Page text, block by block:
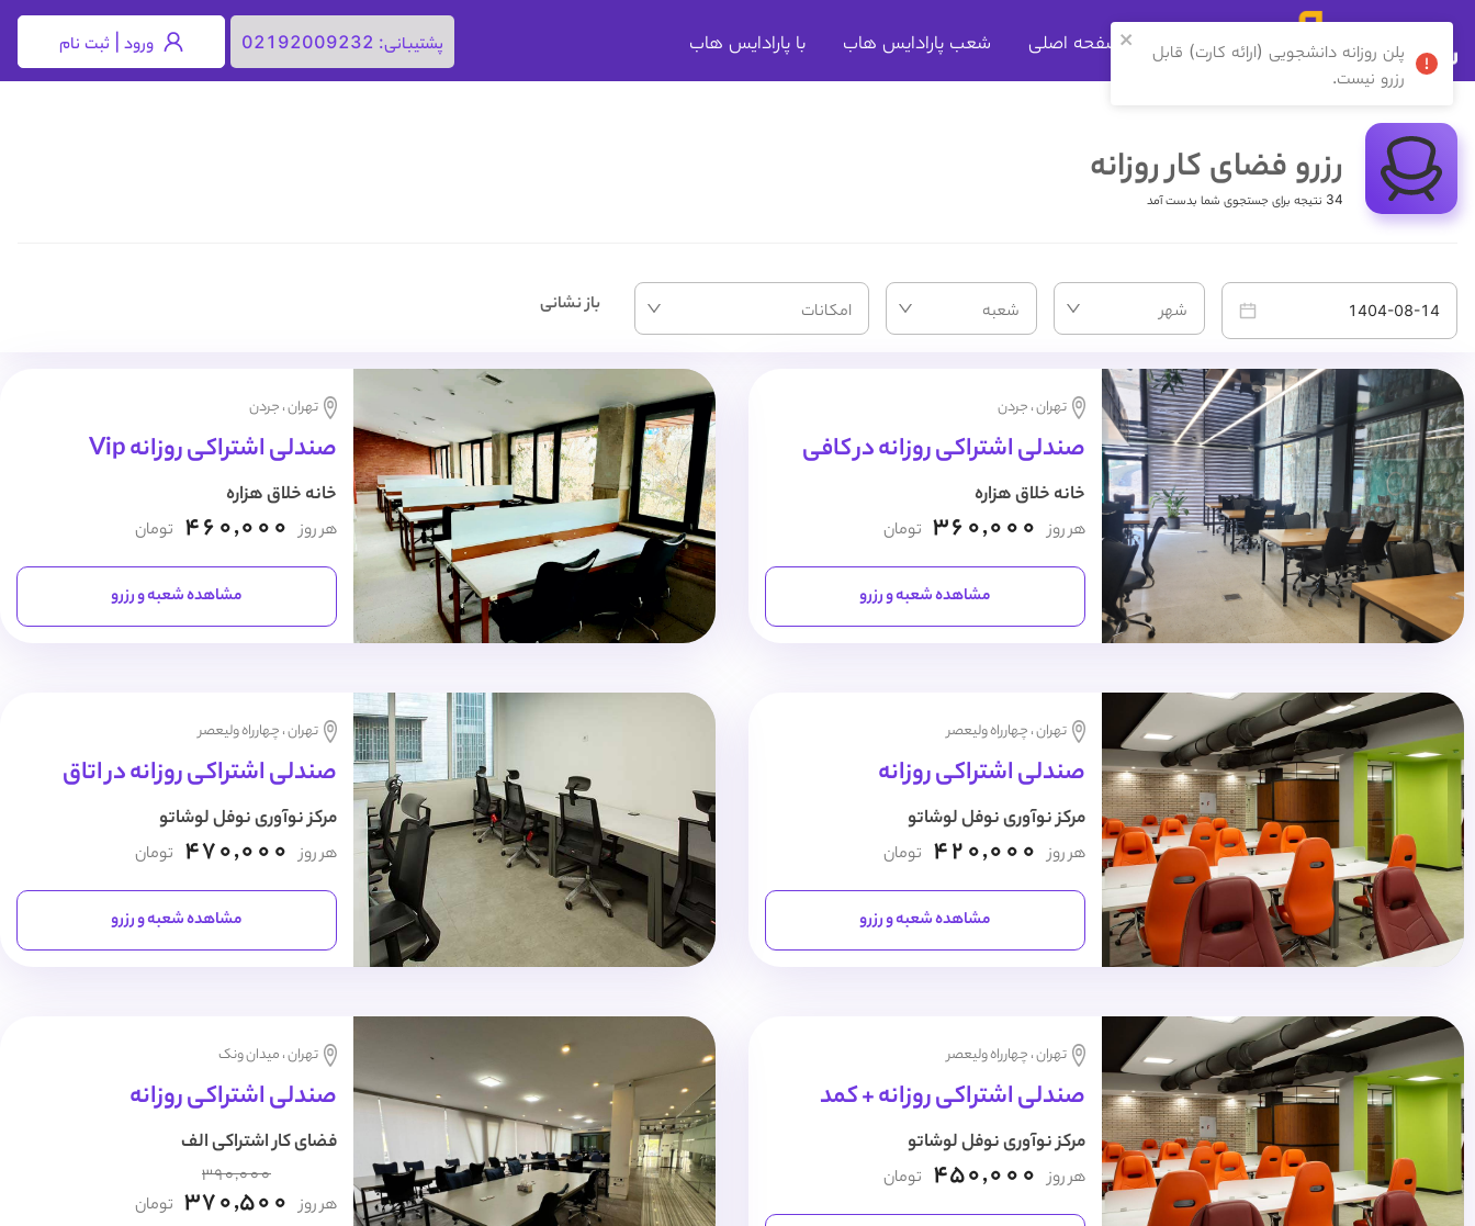
صفحه اصلی شعب پارادایس هاب با پارادایس هاب پشتیبانی: 02192009232 ورود | ثبت نام
رزرو فضای کار روزانه
34 نتیجه برای جستجوی شما بدست آمد
شهر شعبه امکانات باز نشانی
تهران ، جردن
صندلی اشتراکی روزانه در کافی
شاپ
خانه خلاق هزاره
هر روز 360,000 تومان
مشاهده شعبه و رزرو
تهران ، جردن
صندلی اشتراکی روزانه Vip
خانه خلاق هزاره
هر روز 460,000 تومان
مشاهده شعبه و رزرو
تهران ، چهارراه ولیعصر
صندلی اشتراکی روزانه
مرکز نوآوری نوفل لوشاتو
هر روز 420,000 تومان
مشاهده شعبه و رزرو
تهران ، چهارراه ولیعصر
صندلی اشتراکی روزانه در اتاق
مرکز نوآوری نوفل لوشاتو
هر روز 470,000 تومان
مشاهده شعبه و رزرو
تهران ، چهارراه ولیعصر
صندلی اشتراکی روزانه + کمد
مرکز نوآوری نوفل لوشاتو
هر روز 450,000 تومان
تهران ، میدان ونک
صندلی اشتراکی روزانه
فضای کار اشتراکی الف
هر روز
390,000
370,500 تومان